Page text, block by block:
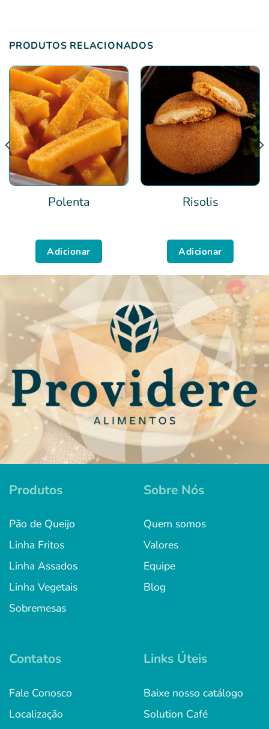
PRODUTOS RELACIONADOS
Polenta
Adicionar
Risolis
Adicionar
Produtos
Pão de Queijo
Linha Fritos
Linha Assados
Linha Vegetais
Sobremesas
Sobre Nós
Quem somos
Valores
Equipe
Blog
Contatos
Fale Conosco
Localização
Links Úteis
Baixe nosso catálogo
Solution Café